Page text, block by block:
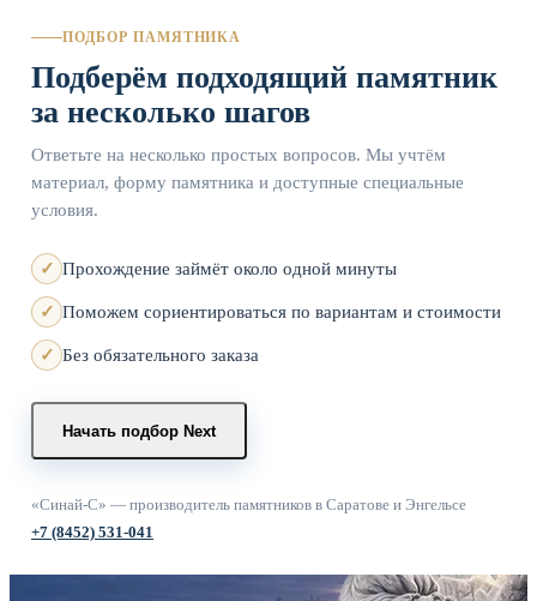
ПОДБОР ПАМЯТНИКА
Подберём подходящий памятник
за несколько шагов
Ответьте на несколько простых вопросов. Мы учтём
материал, форму памятника и доступные специальные
условия.
Прохождение займёт около одной минуты
Поможем сориентироваться по вариантам и стоимости
Без обязательного заказа
Начать подбор Next
«Синай-С» — производитель памятников в Саратове и Энгельсе
+7 (8452) 531-041